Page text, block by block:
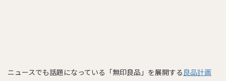
ニュースでも話題になっている「無印良品」を展開する 良品計画